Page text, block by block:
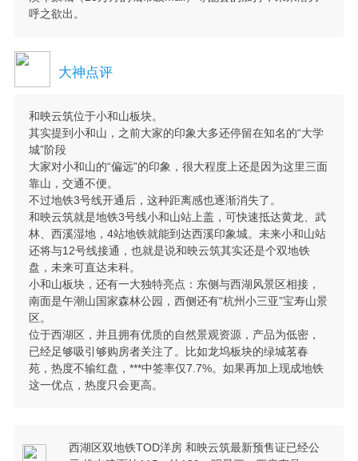
呼之欲出。
大神点评
和映云筑位于小和山板块。
其实提到小和山，之前大家的印象大多还停留在知名的“大学
城”阶段
大家对小和山的“偏远”的印象，很大程度上还是因为这里三面
靠山，交通不便。
不过地铁3号线开通后，这种距离感也逐渐消失了。
和映云筑就是地铁3号线小和山站上盖，可快速抵达黄龙、武
林、西溪湿地，4站地铁就能到达西溪印象城。未来小和山站
还将与12号线接通，也就是说和映云筑其实还是个双地铁
盘，未来可直达未科。
小和山板块，还有一大独特亮点：东侧与西湖风景区相接，
南面是午潮山国家森林公园，西侧还有“杭州小三亚”宝寿山景
区。
位于西湖区，并且拥有优质的自然景观资源，产品为低密，
已经足够吸引够购房者关注了。比如龙坞板块的绿城茗春
苑，热度不输红盘，***中签率仅7.7%。如果再加上现成地铁
这一优点，热度只会更高。
西湖区双地铁TOD洋房 和映云筑最新预售证已经公